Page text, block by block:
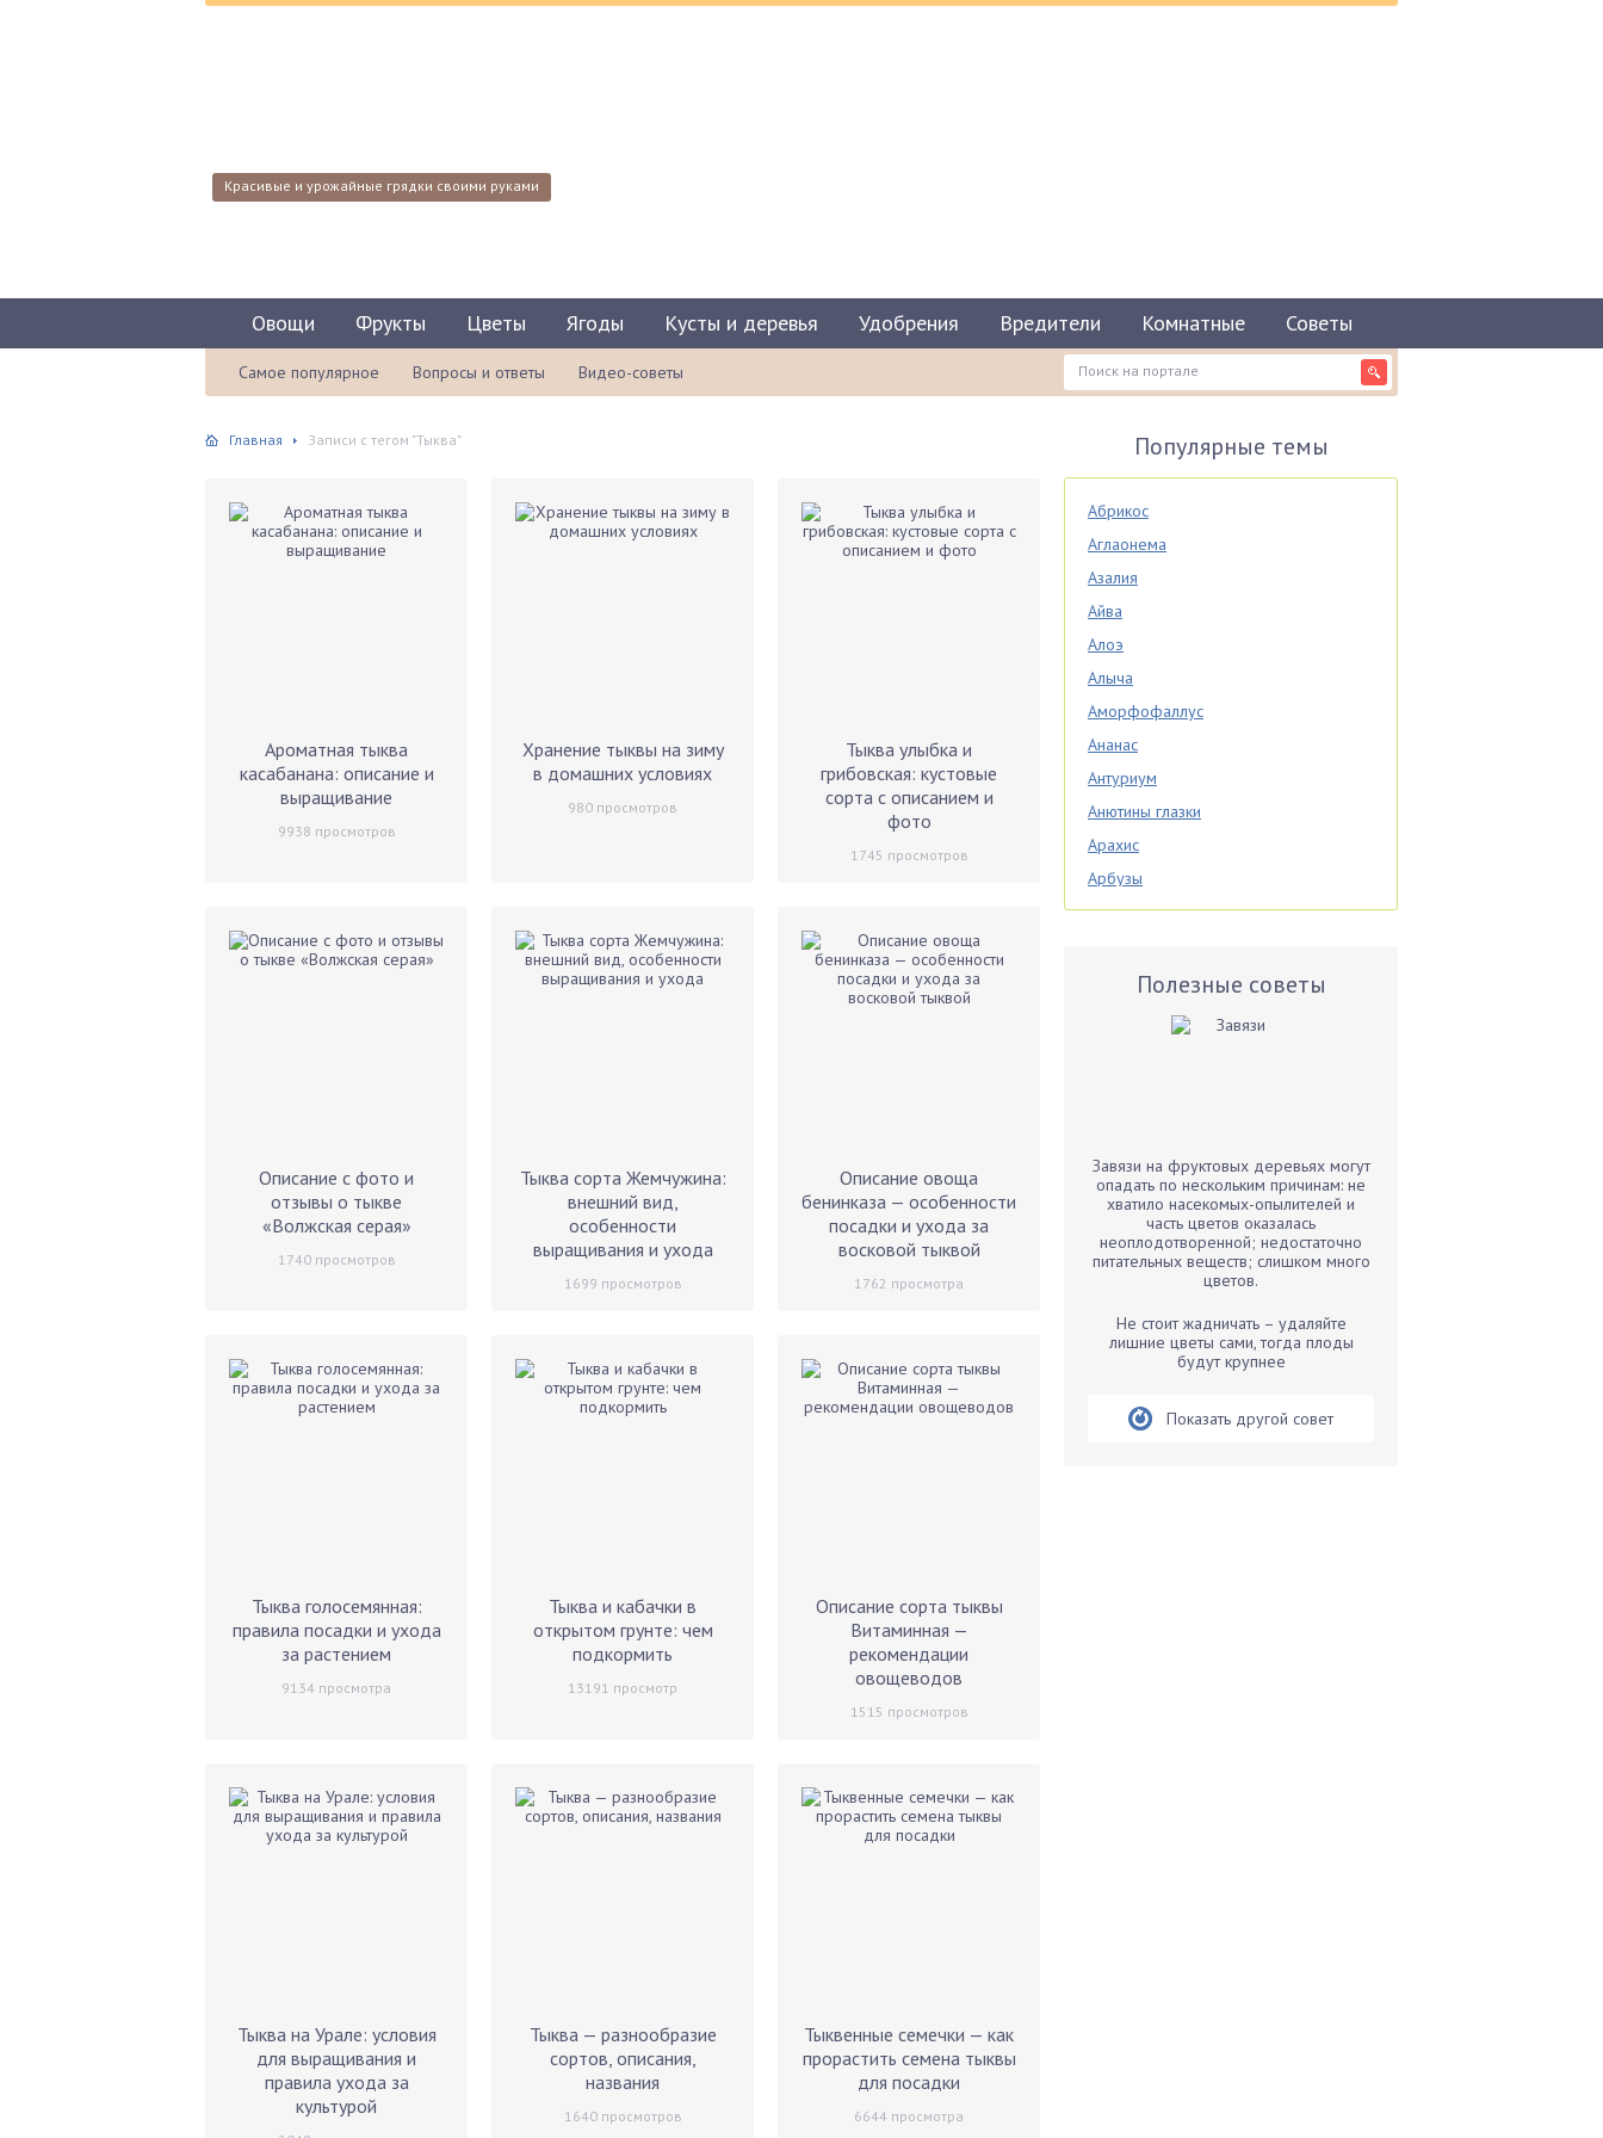
Красивые и урожайные грядки своими руками
Овощи Фрукты Цветы Ягоды Кусты и деревья Удобрения Вредители Комнатные Советы
Самое популярное Вопросы и ответы Видео-советы
Главная Записи с тегом "Тыква"
Ароматная тыква
касабанана: описание и
выращивание
9938 просмотров
Хранение тыквы на зиму
в домашних условиях
980 просмотров
Тыква улыбка и
грибовская: кустовые
сорта с описанием и
фото
1745 просмотров
Описание с фото и
отзывы о тыкве
«Волжская серая»
1740просмотров
Тыква сорта Жемчужина:
внешний вид,
особенности
выращивания и ухода
1699 просмотров
Описание овоща
бенинказа — особенности
посадки и ухода за
восковой тыквой
1762 просмотра
Тыква голосемянная:
правила посадки и ухода
за растением
9134 просмотра
Тыква и кабачки в
открытом грунте: чем
подкормить
13191 просмотр
Описание сорта тыквы
Витаминная —
рекомендации
овощеводов
1515 просмотров
Тыква на Урале: условия
для выращивания и
правила ухода за
культурой
Тыква — разнообразие
сортов, описания,
названия
1640просмотров
Тыквенные семечки — как
прорастить семена тыквы
для посадки
6644 просмотра
Популярные темы
Абрикос
Аглаонема
Азалия
Айва
Алоэ
Алыча
Аморфофаллус
Ананас
Антуриум
Анютины глазки
Арахис
Арбузы
Аспарагус
Базилик
Бархатцы
Бегония
Белые грибы
Бобовые
Боярышнык
Брусника
Полезные советы
Завязи на фруктовых деревьях могут
опадать по нескольким причинам: не
хватило насекомых-опылителей и
часть цветов оказалась
неоплодотворенной; недостаточно
питательных веществ; слишком много
цветов.
Не стоит жадничать – удаляйте
лишние цветы сами, тогда плоды
будут крупнее
Показать другой совет